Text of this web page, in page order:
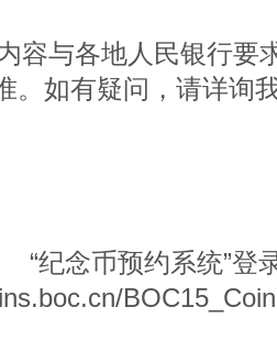
容与各地人民银行要
。如有疑问，请详询
“纪念币预约系统”登